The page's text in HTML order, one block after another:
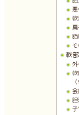
脂
軟
外
会
胆